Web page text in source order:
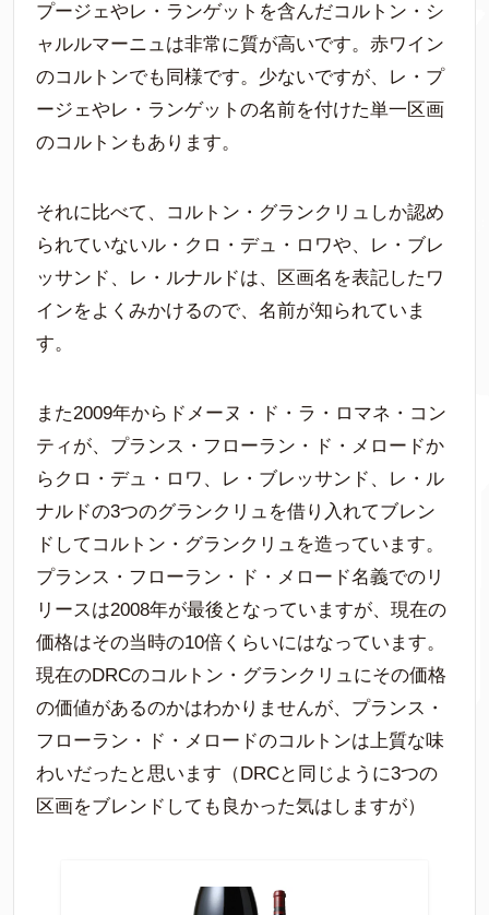
プージェやレ・ランゲットを含んだコルトン・シ
ャルルマーニュは非常に質が高いです。赤ワイン
のコルトンでも同様です。少ないですが、レ・プ
ージェやレ・ランゲットの名前を付けた単一区画
のコルトンもあります。
それに比べて、コルトン・グランクリュしか認め
られていないル・クロ・デュ・ロワや、レ・ブレ
ッサンド、レ・ルナルドは、区画名を表記したワ
インをよくみかけるので、名前が知られていま
す。
また2009年からドメーヌ・ド・ラ・ロマネ・コン
ティが、プランス・フローラン・ド・メロードか
らクロ・デュ・ロワ、レ・ブレッサンド、レ・ル
ナルドの3つのグランクリュを借り入れてブレン
ドしてコルトン・グランクリュを造っています。
プランス・フローラン・ド・メロード名義でのリ
リースは2008年が最後となっていますが、現在の
価格はその当時の10倍くらいにはなっています。
現在のDRCのコルトン・グランクリュにその価格
の価値があるのかはわかりませんが、プランス・
フローラン・ド・メロードのコルトンは上質な味
わいだったと思います（DRCと同じように3つの
区画をブレンドしても良かった気はしますが）